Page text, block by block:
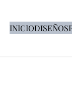
INICIODISEÑOS